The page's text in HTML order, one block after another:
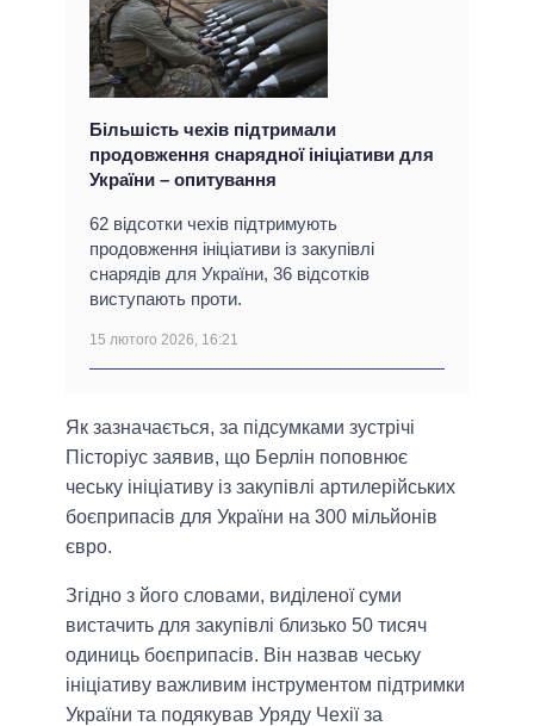
Більшість чехів підтримали
продовження снарядної ініціативи для
України – опитування
62 відсотки чехів підтримують
продовження ініціативи із закупівлі
снарядів для України, 36 відсотків
виступають проти.
15 лютого 2026, 16:21
Як зазначається, за підсумками зустрічі
Пісторіус заявив, що Берлін поповнює
чеську ініціативу із закупівлі артилерійських
боєприпасів для України на 300 мільйонів
євро.
Згідно з його словами, виділеної суми
вистачить для закупівлі близько 50 тисяч
одиниць боєприпасів. Він назвав чеську
ініціативу важливим інструментом підтримки
України та подякував Уряду Чехії за